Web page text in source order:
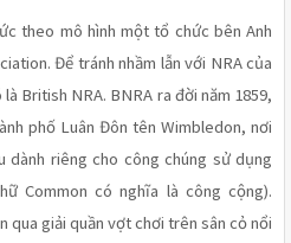
theo mô hình một tổ chức bên Anh
Để tránh nhầm lẫn với NRA của
British NRA. BNRA ra đời năm 1859,
phố Luân Đôn tên Wimbledon, nơi
riêng cho công chúng sử dụng
Common có nghĩa là công cộng).
qua giải quần vợt chơi trên sân cỏ nổi